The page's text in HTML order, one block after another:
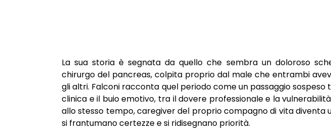
La sua storia è segnata da quello che sembra un doloroso
chirurgo del pancreas, colpita proprio dal male che entrambi
gli altri. Falconi racconta quel periodo come un passaggio
clinica e il buio emotivo, tra il dovere professionale e la
allo stesso tempo, caregiver del proprio compagno di vita diventa
si frantumano certezze e si ridisegnano priorità.